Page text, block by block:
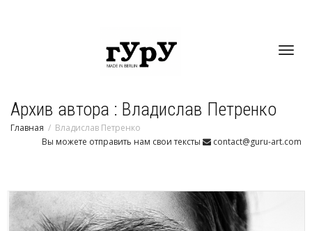
Архив автора : Владислав Петренко
Главная
Владислав Петренко
Вы можете отправить нам свои тексты
contact@guru-art.com